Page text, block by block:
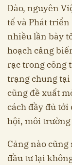
Đào, nguyên
tế và Phát triển
nhiều lần bày
hoạch cảng
rạc trong công
trạng chung tại
cũng đề xuất
cách đầy đủ
hội, môi trường
Cảng nào
đầu tư lại